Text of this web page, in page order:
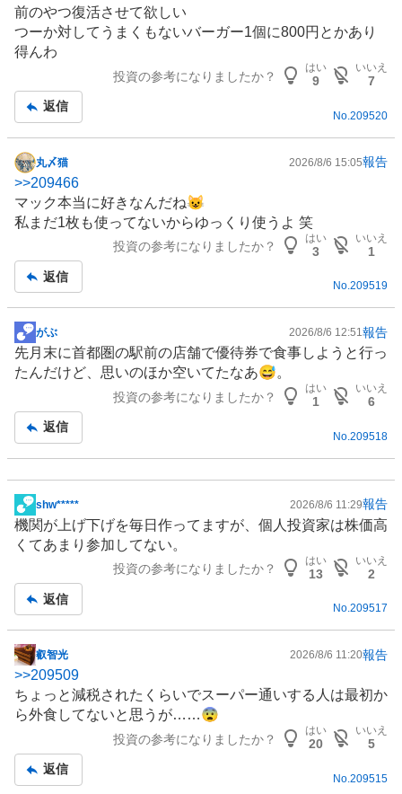
事
前のやつ復活させて欲しい
つーか対してうまくもないバーガー1個に800円とかあり
得んわ
投資の参考になりましたか？
はい
9
いいえ
7
返信
No. 209520
掲
示
板
記
丸〆猫 2026/8/6 15:05報告
>>209466
マック本当に好きなんだね😺
私まだ1枚も使ってないからゆっくり使うよ 笑
投資の参考になりましたか？
はい
3
いいえ
1
返信
No.209519
掲
示
板
がぶ 2026/8/6 12:51報告
先月末に首都圏の駅前の店舗で優待券で食事しようと行っ
たんだけど、思いのほか空いてたなあ😅。
投資の参考になりましたか？
はい
1
いいえ
6
返信
No. 209518
掲
示
板
shw***** 2026/8/6 11:29報告
機関が上げ下げを毎日作ってますが、個人投資家は株価高
くてあまり参加してない。
投資の参考になりましたか？
はい
13
いいえ
2
返信
No.209517
掲
示
板
記
叡智光 2026/8/6 11:20報告
>>209509
ちょっと減税されたくらいでスーパー通いする人は最初か
ら外食 してないと思うが……😨
投資の参考になりましたか？
はい
20
いいえ
5
返信
No. 209515